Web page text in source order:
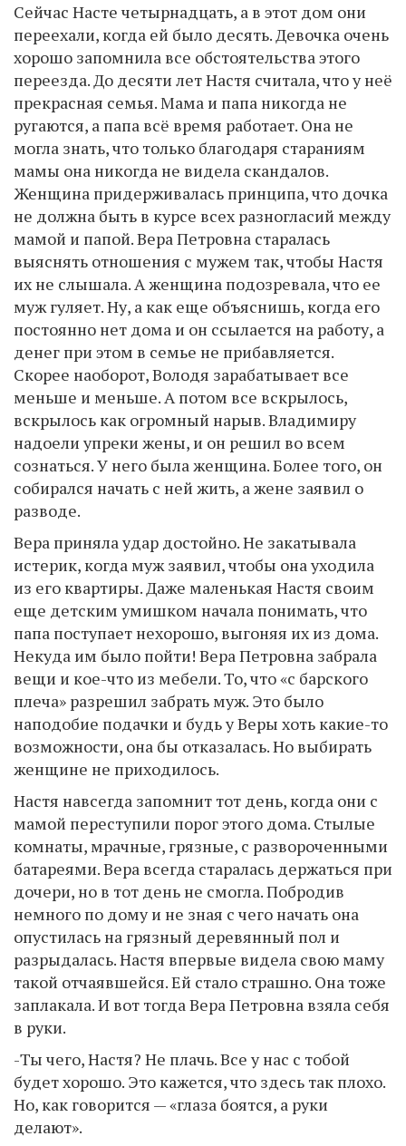
Сейчас Насте четырнадцать, а в этот дом они
переехали, когда ей было десять. Девочка очень
хорошо запомнила все обстоятельства этого
переезда. До десяти лет Настя считала, что у неё
прекрасная семья. Мама и папа никогда не
ругаются, а папа всё время работает. Она не
могла знать, что только благодаря стараниям
мамы она никогда не видела скандалов.
Женщина придерживалась принципа, что дочка
не должна быть в курсе всех разногласий между
мамой и папой. Вера Петровна старалась
выяснять отношения с мужем так, чтобы Настя
их не слышала. А женщина подозревала, что ее
муж гуляет. Ну, а как еще объяснишь, когда его
постоянно нет дома и он ссылается на работу, а
денег при этом в семье не прибавляется.
Скорее наоборот, Володя зарабатывает все
меньше и меньше. А потом все вскрылось,
вскрылось как огромный нарыв. Владимиру
надоели упреки жены, и он решил во всем
сознаться. У него была женщина. Более того, он
собирался начать с ней жить, а жене заявил о
разводе.
Вера приняла удар достойно. Не закатывала
истерик, когда муж заявил, чтобы она уходила
из его квартиры. Даже маленькая Настя своим
еще детским умишком начала понимать, что
папа поступает нехорошо, выгоняя их из дома.
Некуда им было пойти! Вера Петровна забрала
вещи и кое-что из мебели. То, что «с барского
плеча» разрешил забрать муж. Это было
наподобие подачки и будь у Веры хоть какие-то
возможности, она бы отказалась. Но выбирать
женщине не приходилось.
Настя навсегда запомнит тот день, когда они с
мамой переступили порог этого дома. Стылые
комнаты, мрачные, грязные, с развороченными
батареями. Вера всегда старалась держаться при
дочери, но в тот день не смогла. Побродив
немного по дому и не зная с чего начать она
опустилась на грязный деревянный пол и
разрыдалась. Настя впервые видела свою маму
такой отчаявшейся. Ей стало страшно. Она тоже
заплакала. И вот тогда Вера Петровна взяла себя
в руки.
-Ты чего, Настя? Не плачь. Все у нас с тобой
будет хорошо. Это кажется, что здесь так плохо.
Но, как говорится — «глаза боятся, а руки
делают».